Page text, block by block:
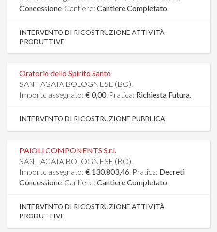
Concessione. Cantiere: Cantiere Completato.
INTERVENTO DI RICOSTRUZIONE ATTIVITÀ
PRODUTTIVE
Oratorio dello Spirito Santo
SANT'AGATA BOLOGNESE (BO).
Importo assegnato: € 0,00. Pratica: Richiesta Futura.
INTERVENTO DI RICOSTRUZIONE PUBBLICA
PAIOLI COMPONENTS S.r.l.
SANT'AGATA BOLOGNESE (BO).
Importo assegnato: € 130.803,46. Pratica: Decreti
Concessione. Cantiere: Cantiere Completato.
INTERVENTO DI RICOSTRUZIONE ATTIVITÀ
PRODUTTIVE